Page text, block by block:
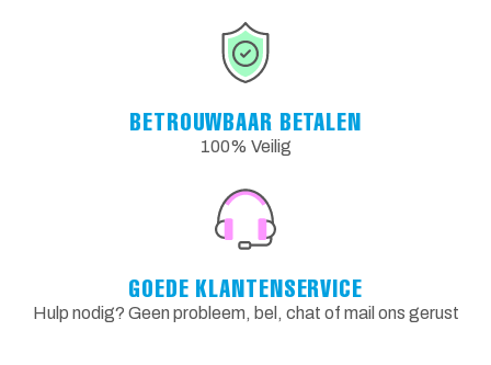
BETROUWBAAR BETALEN
100% Veilig
GOEDE KLANTENSERVICE
Hulp nodig? Geen probleem, bel, chat of mail ons gerust